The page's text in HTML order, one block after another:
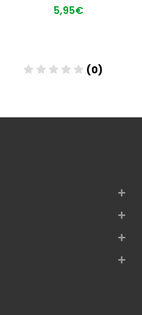
5,95€
(0)
+
+
+
+